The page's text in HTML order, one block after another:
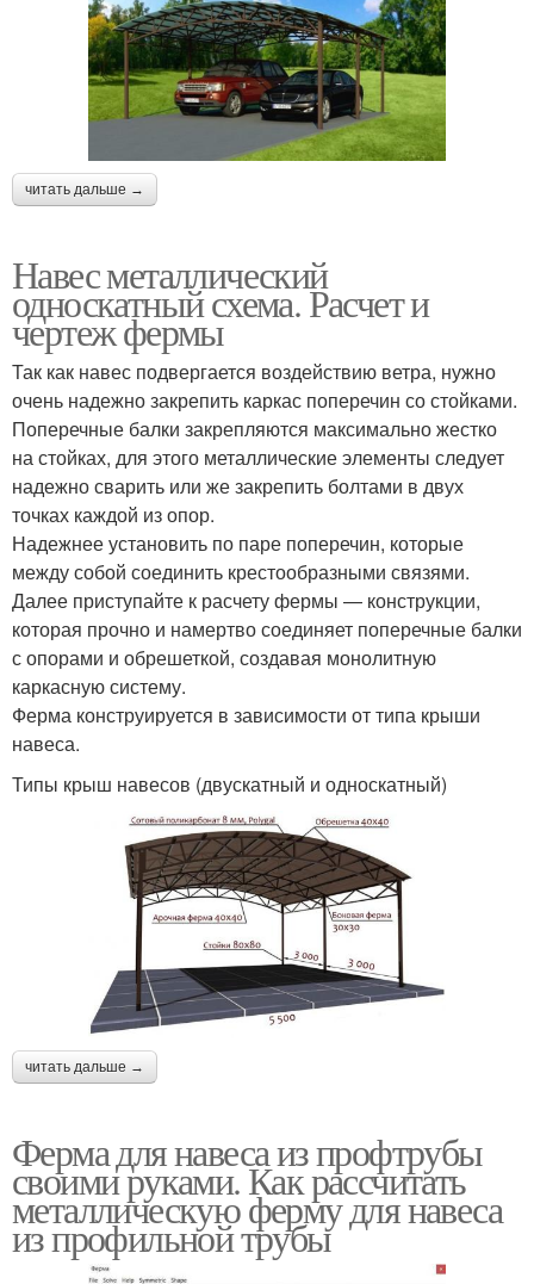
читать дальше →
Навес металлический
односкатный схема. Расчет и
чертеж фермы
Так как навес подвергается воздействию ветра, нужно
очень надежно закрепить каркас поперечин со стойками.
Поперечные балки закрепляются максимально жестко
на стойках, для этого металлические элементы следует
надежно сварить или же закрепить болтами в двух
точках каждой из опор.
Надежнее установить по паре поперечин, которые
между собой соединить крестообразными связями.
Далее приступайте к расчету фермы — конструкции,
которая прочно и намертво соединяет поперечные балки
с опорами и обрешеткой, создавая монолитную
каркасную систему.
Ферма конструируется в зависимости от типа крыши
навеса.
Типы крыш навесов (двускатный и односкатный)
читать дальше →
Ферма для навеса из профтрубы
своими руками. Как рассчитать
металлическую ферму для навеса
из профильной трубы